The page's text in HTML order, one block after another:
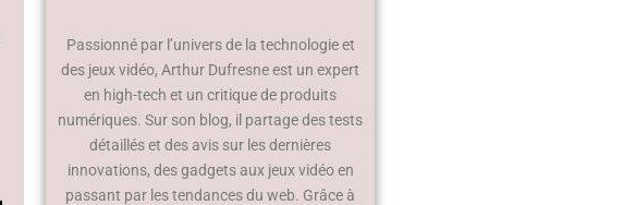
Passionné par l’univers de la technologie et
des jeux vidéo, Arthur Dufresne est un expert
en high-tech et un critique de produits
numériques. Sur son blog, il partage des tests
détaillés et des avis sur les dernières
innovations, des gadgets aux jeux vidéo en
passant par les tendances du web. Grâce à